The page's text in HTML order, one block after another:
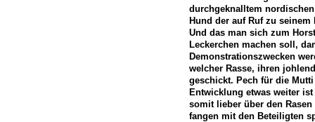
durchgeknalltem
Hund der auf Ruf zu
Und das man sich zum
Leckerchen machen soll,
Demonstrationszwecken
welcher Rasse, ihren
geschickt. Pech für die
Entwicklung etwas weiter
somit lieber über den
fangen mit den Beteiligten